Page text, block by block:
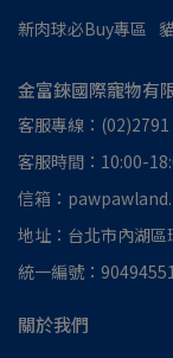
新肉球必Buy專區
金富錸國際寵物有
客服專線：(02)2791
客服時間：10:00-
信箱：
地址：台北市內湖
統一編號：
關於我們